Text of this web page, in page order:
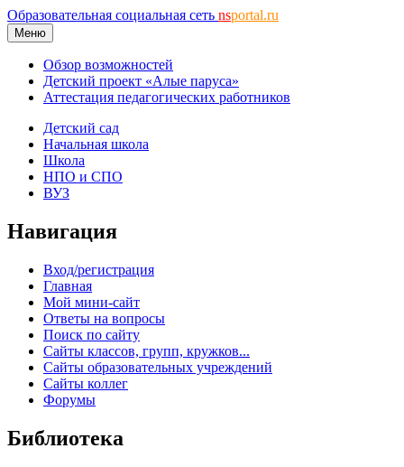
Образовательная социальная сеть nsportal.ru
Меню
Обзор возможностей
Детский проект «Алые паруса»
Аттестация педагогических работников
Детский сад
Начальная школа
Школа
НПО и СПО
ВУЗ
Навигация
Вход/регистрация
Главная
Мой мини-сайт
Ответы на вопросы
Поиск по сайту
Сайты классов, групп, кружков...
Сайты образовательных учреждений
Сайты коллег
Форумы
Библиотека